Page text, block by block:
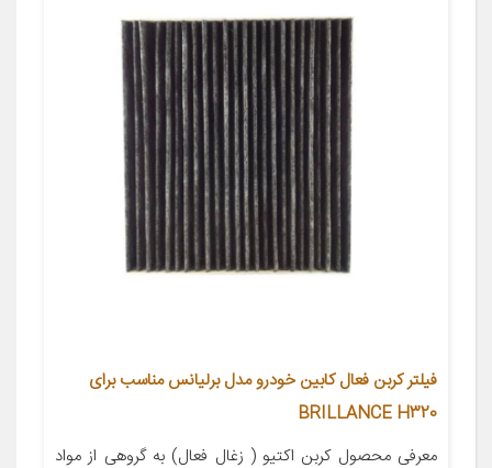
فیلتر کربن فعال کابین خودرو مدل برلیانس مناسب برای
BRILLANCE H320
معرفی محصول کربن اکتیو ( زغال فعال) به گروهی از مواد